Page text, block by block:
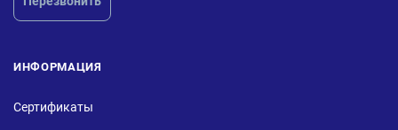
ИНФОРМАЦИЯ
Сертификаты